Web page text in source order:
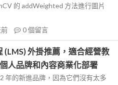
的 addWeighted 方法進行圖片
0個留言
(LMS) 外掛推薦，適合經營教
人品牌和內容商業化部署
年的新進品牌，因為它們沒有太多